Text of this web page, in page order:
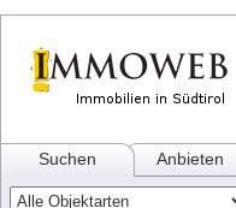
Suchen Anbieten